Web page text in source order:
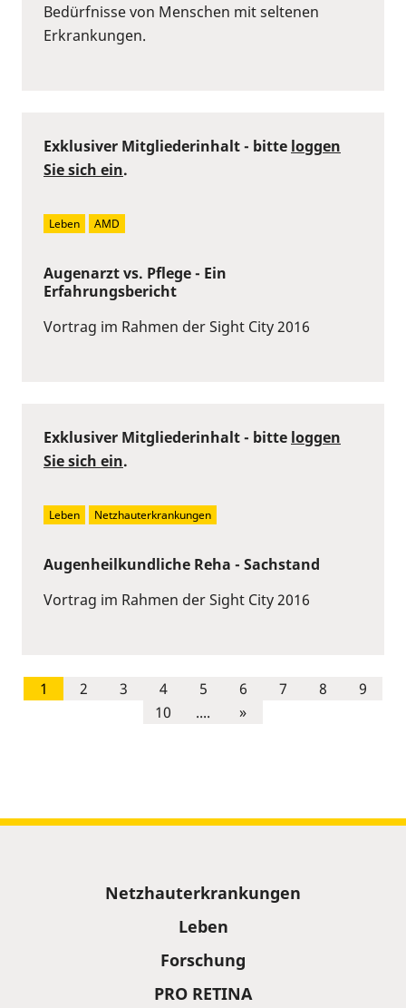
Bedürfnisse von Menschen mit seltenen
Erkrankungen.
Augenarzt vs. Pflege - Ein
Erfahrungsbericht
Exklusiver Mitgliederinhalt - bitte loggen
Sie sich ein.
Vortrag im Rahmen der Sight City 2016
Leben AMD
Augenheilkundliche Reha - Sachstand
Exklusiver Mitgliederinhalt - bitte loggen
Sie sich ein.
Vortrag im Rahmen der Sight City 2016
Leben Netzhauterkrankungen
1 2 3 4 5 6 7 8
9
10
.... »
Netzhauterkrankungen
Leben
Forschung
PRO RETINA